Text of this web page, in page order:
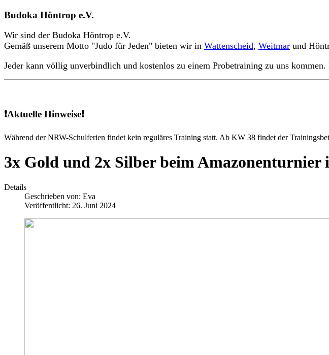
Budoka Höntrop e.V.
Wir sind der Budoka Höntrop e.V.
Gemäß unserem Motto "Judo für Jeden" bieten wir in Wattenscheid, Weitmar und
Jeder kann völlig unverbindlich und kostenlos zu einem Probetraining zu uns
❗Aktuelle Hinweise❗
Während der NRW-Schulferien findet kein reguläres Training statt. Ab KW 38 findet der
3x Gold und 2x Silber beim Amazonenturnier
Details
Geschrieben von: Eva
Veröffentlicht: 26. Juni 2024